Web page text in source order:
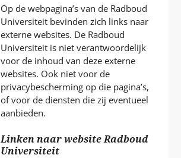
Op de webpagina’s van de Radboud
Universiteit bevinden zich links naar
externe websites. De Radboud
Universiteit is niet verantwoordelijk
voor de inhoud van deze externe
websites. Ook niet voor de
privacybescherming op die pagina’s,
of voor de diensten die zij eventueel
aanbieden.
Linken naar website Radboud
Universiteit